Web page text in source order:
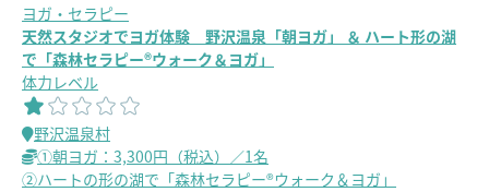
ヨガ・セラピー
天然スタジオでヨガ体験 野沢温泉「朝ヨガ」 ＆ ハート形の湖
で「森林セラピー®ウォーク＆ヨガ」
体力レベル
野沢温泉村
①朝ヨガ：3,300円（税込）／1名
②ハートの形の湖で「森林セラピー®ウォーク＆ヨガ」